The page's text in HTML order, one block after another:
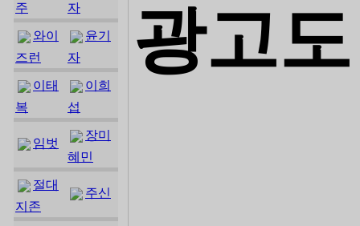
주
자
와이
즈런
윤기
자
이태
복
이희
섭
임벗
장미
혜민
절대
지존
주신
광고